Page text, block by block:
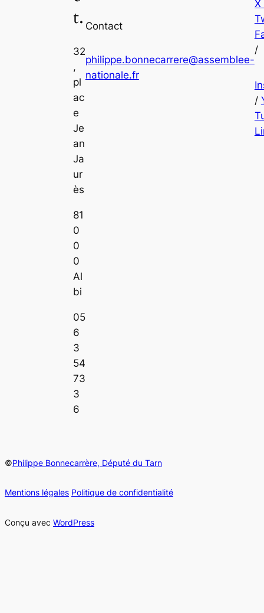
t.
32
,
pl
ac
e
Je
an
Ja
ur
ès
81
0
0
0
Al
bi
05
6
3
54
73
3
6
Contact
philippe.bonnecarrere@assemblee-
nationale.fr
X
/
/
©Philippe Bonnecarrère, Député du Tarn
Mentions légales Politique de confidentialité
Conçu avec WordPress